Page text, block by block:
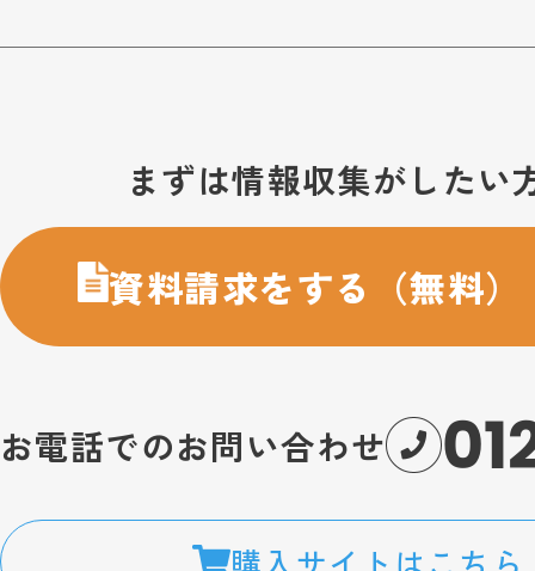
まずは情報収集がしたい
資料請求をする（無料）
お電話でのお問い合わせ
購入サイトはこちら